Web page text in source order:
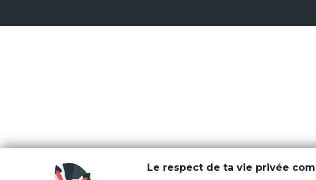
Le respect de ta vie privée